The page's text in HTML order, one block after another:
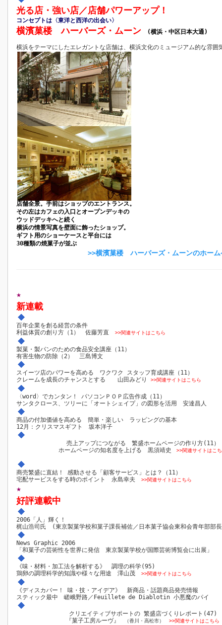
光る店・強い店／店舗パワーアップ！
コンセプトは〈東洋と西洋の出会い〉
横濱菓楼 ハーバーズ・ムーン (横浜・中区日本大通)
横浜をテーマにしたエレガントな店舗は、横浜文化のミュージアム的な雰囲
店舗全景。手前はショップのエントランス。
その左はカフェの入口とオープンデッキの
ウッドデッキへと続く
横浜の情景写真を壁面に飾ったショップ。
ギフト用のショーケースと平台には
30種類の焼菓子が並ぶ
>>横濱菓楼 ハーバーズ・ムーンのホーム
★
新連載
百年企業を創る経営の条件
利益体質の創り方（1） 佐藤芳直
>>関連サイトはこちら
製菓・製パンのための食品安全講座（11）
有害生物の防除（2） 三島博文
スイーツ店のパワーを高める ワクワク スタッフ育成講座（11）
クレームを成長のチャンスとする 山田みどり
>>関連サイトはこちら
〈word〉でカンタン！ パソコンＰＯＰ広告作成（11）
サンタクロース、ツリーに「オートシェイプ」の図形を活用 安達昌人
商品の付加価値を高める 簡単・楽しい ラッピングの基本
12月：クリスマスギフト 坂本洋子
売上アップにつながる 繁盛ホームページの作り方(11）
ホームページの知名度を上げる 黒須靖史
>>関連サイトはこ
商売繁盛に直結！ 感動させる「顧客サービス」とは？（11）
宅配サービスをする時のポイント 永島幸夫
>>関連サイトはこちら
★
好評連載中
2006「人」輝く！
梶山浩司氏 (東京製菓学校和菓子課長補佐／日本菓子協会東和会青年部部
News Graphic 2006
「和菓子の芸術性を世界に発信 東京製菓学校が国際芸術博覧会に出展」
《味・材料・加工法を解析する》 調理の科学(95)
鶏卵の調理科学的知識や様々な用途 澤山茂
>>関連サイトはこちら
《ディスカバー！ 味・技・アイデア》 新商品・話題商品発売情報
スティック最中 嵯峨野路／Feuillete de Diablotin 小悪魔のパイ
クリエイティブサポートの 繁盛店づくりレポート(47)
『菓子工房ルーヴ』
（香川・高松市） >>関連サイトはこちら